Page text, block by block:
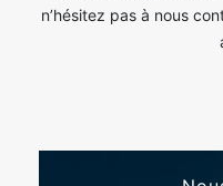
n’hésitez pas à nous